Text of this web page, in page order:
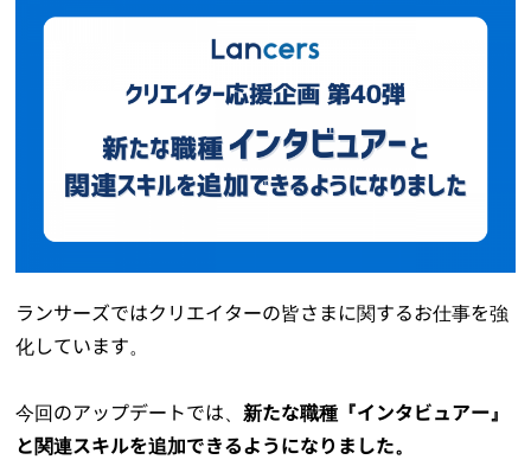
ランサーズではクリエイターの皆さまに関するお仕事を強
化しています。
今回のアップデートでは、新たな職種『インタビュアー』
と関連スキルを追加できるようになりました。